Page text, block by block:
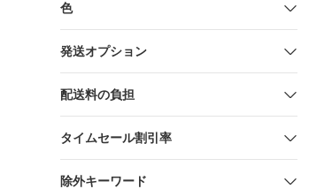
色
発送オプション
配送料の負担
タイムセール割引率
除外キーワード